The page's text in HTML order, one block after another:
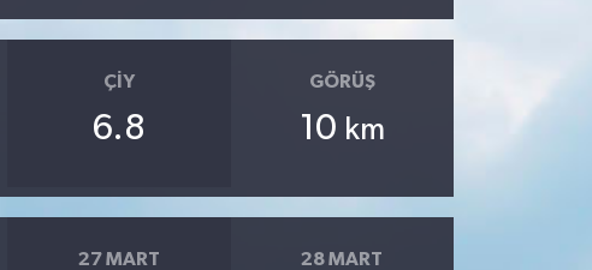
ÇIY
6.8
GÖRÜŞ
10 km
27 MART 28 MART